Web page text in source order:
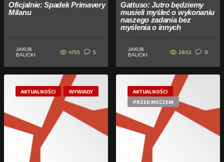
Oficjalnie: Spadek Primavery
Milanu
JAKUB
BALICKI
4755 5
Gattuso: Jutro będziemy
musieli myśleć o wykonaniu
naszego zadania bez
myślenia o innych
JAKUB
BALICKI
2802 0
AKTUALNOŚCI WYWIADY
AKTUALNOŚCI
PRZED MECZEM